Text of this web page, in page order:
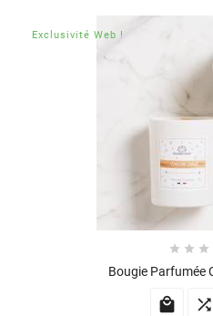
Exclusivité Web !
  
Bougie Parfumée
 